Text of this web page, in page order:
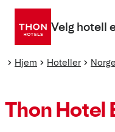
Gå
direkte
Velg hotell
Hjem Hoteller Norge
Thon Hotel